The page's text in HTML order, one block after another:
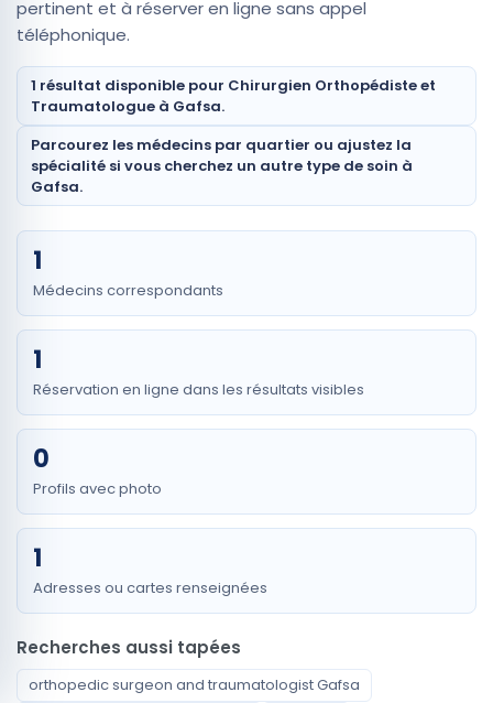
pertinent et à réserver en ligne sans appel
téléphonique.
1 résultat disponible pour Chirurgien Orthopédiste et
Traumatologue à Gafsa.
Parcourez les médecins par quartier ou ajustez la
spécialité si vous cherchez un autre type de soin à
Gafsa.
1
Médecins correspondants
1
Réservation en ligne dans les résultats visibles
0
Profils avec photo
1
Adresses ou cartes renseignées
Recherches aussi tapées
orthopedic surgeon and traumatologist Gafsa